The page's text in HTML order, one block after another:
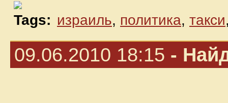
Tags: израиль, политика, такси
09.06.2010 18:15 -